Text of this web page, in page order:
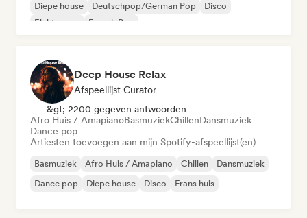
Diepe house
Deutschpop/German Pop
Disco
Elektropop
French Pop
Deep House Relax
Afspeellijst Curator
&gt; 2200 gegeven antwoorden
Afro Huis / AmapianoBasmuziekChillenDansmuziek
Dance pop
Artiesten toevoegen aan mijn Spotify-afspeellijst(en)
Basmuziek Afro Huis / Amapiano Chillen
Dansmuziek
Dance pop
Diepe house Disco Frans huis